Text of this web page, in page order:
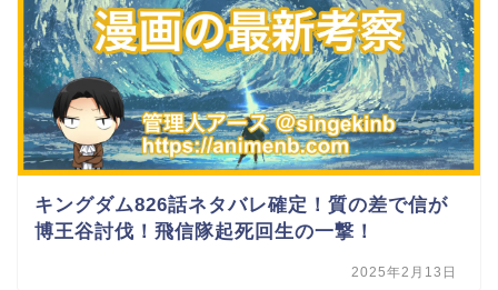
キングダム826話ネタバレ確定！質の差で信が
博王谷討伐！飛信隊起死回生の一撃！
2025年2月13日